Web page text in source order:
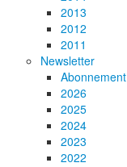
2013
2012
2011
Newsletter
Abonnement
2026
2025
2024
2023
2022